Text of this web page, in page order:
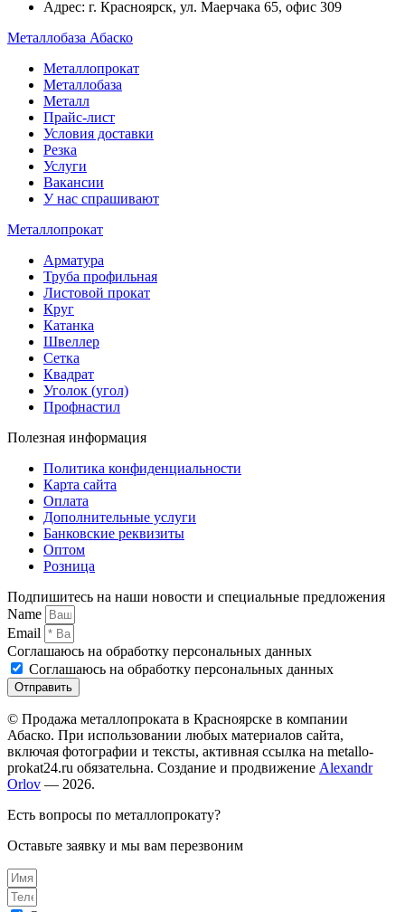
Адрес: г. Красноярск, ул. Маерчака 65, офис 309
Металлобаза Абаско
Металлопрокат
Металлобаза
Металл
Прайс-лист
Условия доставки
Резка
Услуги
Вакансии
У нас спрашивают
Металлопрокат
Арматура
Труба профильная
Листовой прокат
Круг
Катанка
Швеллер
Сетка
Квадрат
Уголок (угол)
Профнастил
Полезная информация
Политика конфиденциальности
Карта сайта
Оплата
Дополнительные услуги
Банковские реквизиты
Оптом
Розница
Подпишитесь на наши новости и специальные предложения
Name
Email
Соглашаюсь на обработку персональных данных
Соглашаюсь на обработку персональных данных
Отправить
© Продажа металлопроката в Красноярске в компании
Абаско. При использовании любых материалов сайта,
включая фотографии и тексты, активная ссылка на metallo-
prokat24.ru обязательна. Создание и продвижение Alexandr
Orlov — 2026.
Есть вопросы по металлопрокату?
Оставьте заявку и мы вам перезвоним